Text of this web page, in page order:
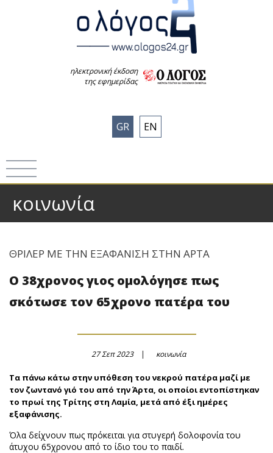
ηλεκτρονική έκδοση
της εφημερίδας
GR EN
κοινωνία
ΘΡΙΛΕΡ ΜΕ ΤΗΝ ΕΞΑΦΑΝΙΣΗ ΣΤΗΝ ΑΡΤΑ
Ο 38χρονος γιος ομολόγησε πως
σκότωσε τον 65χρονο πατέρα του
27 Σεπ 2023 κοινωνία
Τα πάνω κάτω στην υπόθεση του νεκρού πατέρα μαζί με
τον ζωντανό γιό του από την Άρτα, οι οποίοι εντοπίστηκαν
το πρωί της Τρίτης στη Λαμία, μετά από έξι ημέρες
εξαφάνισης.
Όλα δείχνουν πως πρόκειται για στυγερή δολοφονία του
άτυχου 65χρονου από το ίδιο του το παιδί.